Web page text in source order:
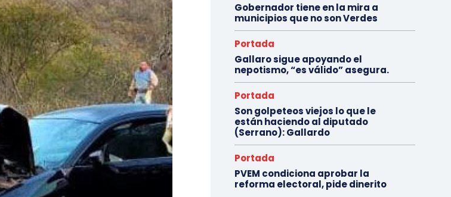
Gobernador tiene en la mira a
municipios que no son Verdes
Portada
Gallaro sigue apoyando el
nepotismo, “es válido” asegura.
Portada
Son golpeteos viejos lo que le
están haciendo al diputado
(Serrano): Gallardo
Portada
PVEM condiciona aprobar la
reforma electoral, pide dinerito